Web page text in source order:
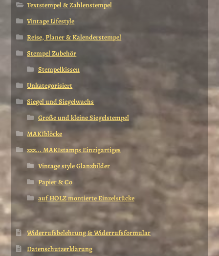
Textstempel & Zahlenstempel
Vintage Lifestyle
Reise, Planer & Kalenderstempel
Stempel Zubehör
Stempelkissen
Unkategorisiert
Siegel und Siegelwachs
Große und kleine Siegelstempel
MAKIblöcke
zzz... MAKIstamps Einzigartiges
Vintage style Glanzbilder
Papier & Co
auf HOLZ montierte Einzelstücke
Widerrufsbelehrung & Widerrufsformular
Datenschutzerklärung